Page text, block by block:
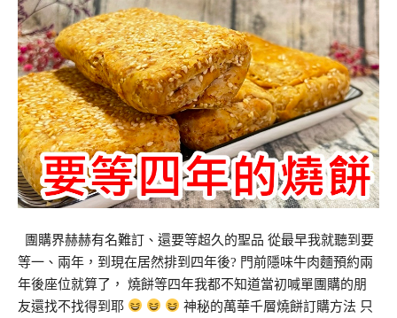
團購界赫赫有名難訂、還要等超久的聖品 從最早我就聽到要
等一、兩年，到現在居然排到四年後? 門前隱味牛肉麵預約兩
年後座位就算了， 燒餅等四年我都不知道當初喊單團購的朋
友還找不找得到耶
神秘的萬華千層燒餅訂購方法 只